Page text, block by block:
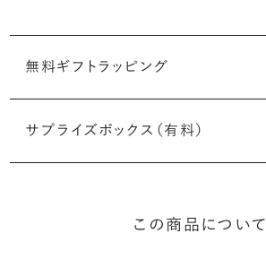
無料ギフトラッピング
サプライズボックス（有料）
この商品について